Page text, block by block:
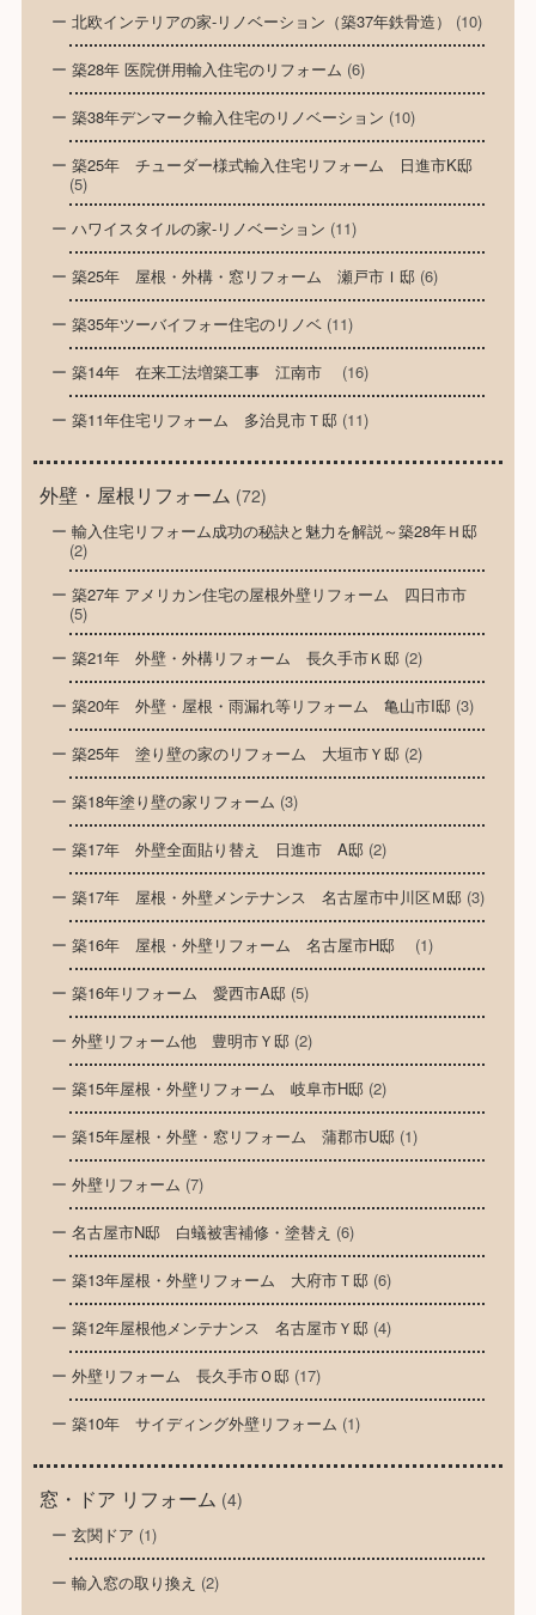
北欧インテリアの家-リノベーション（築37年鉄骨造） (10)
築28年 医院併用輸入住宅のリフォーム (6)
築38年デンマーク輸入住宅のリノベーション (10)
築25年 チューダー様式輸入住宅リフォーム 日進市K邸
(5)
ハワイスタイルの家-リノベーション (11)
築25年 屋根・外構・窓リフォーム 瀬戸市Ｉ邸(6)
築35年ツーバイフォー住宅のリノベ(11)
築14年 在来工法増築工事 江南市 (16)
築11年住宅リフォーム 多治見市Ｔ邸(11)
外壁・屋根リフォーム (72)
輸入住宅リフォーム成功の秘訣と魅力を解説～築28年Ｈ邸
(2)
築27年 アメリカン住宅の屋根外壁リフォーム 四日市市
(5)
築21年 外壁・外構リフォーム 長久手市Ｋ邸(2)
築20年 外壁・屋根・雨漏れ等リフォーム 亀山市I邸(3)
築25年 塗り壁の家のリフォーム 大垣市Ｙ邸(2)
築18年塗り壁の家リフォーム (3)
築17年 外壁全面貼り替え 日進市 A邸(2)
築17年 屋根・外壁メンテナンス 名古屋市中川区Ｍ邸(3)
築16年 屋根・外壁リフォーム 名古屋市H邸 (1)
築16年リフォーム 愛西市A邸(5)
外壁リフォーム他 豊明市Ｙ邸(2)
築15年屋根・外壁リフォーム 岐阜市H邸(2)
築15年屋根・外壁・窓リフォーム 蒲郡市U邸(1)
外壁リフォーム (7)
名古屋市N邸 白蟻被害補修・塗替え (6)
築13年屋根・外壁リフォーム 大府市Ｔ邸(6)
築12年屋根他メンテナンス 名古屋市Ｙ邸(4)
外壁リフォーム 長久手市Ｏ邸(17)
築10年 サイディング外壁リフォーム (1)
窓・ドア リフォーム (4)
玄関ドア (1)
輸入窓の取り換え (2)